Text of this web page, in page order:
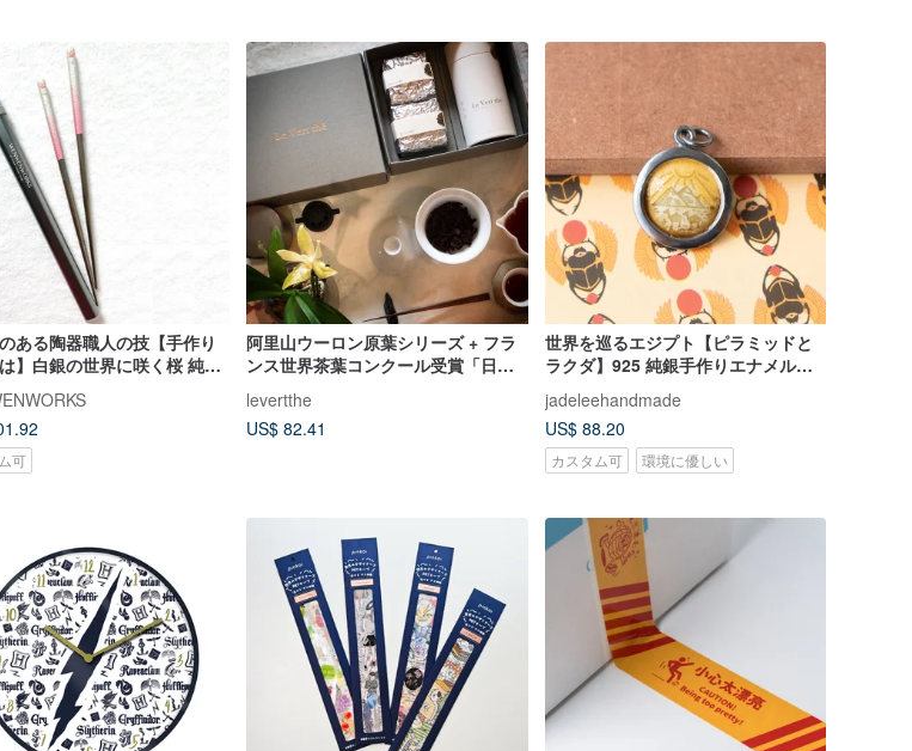
ある陶器職人の技【手作り
】白銀の世界に咲く桜 純チ
可
阿里山ウーロン原葉シリーズ + フラ
ンス世界茶葉コンクール受賞「日月
セット
levertthe
US$ 82.41
世界を巡るエジプト【ピラミッドと
ラクダ】925 純銀手作りエナメルネ
jadeleehandmade
US$ 88.20
カスタム可 環境に優しい